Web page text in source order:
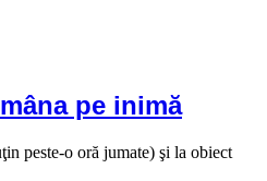
pe inimă
peste-o oră jumate) şi la obiect